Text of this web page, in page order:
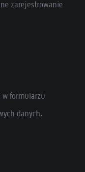
zarejestrowanie
formularzu
danych.